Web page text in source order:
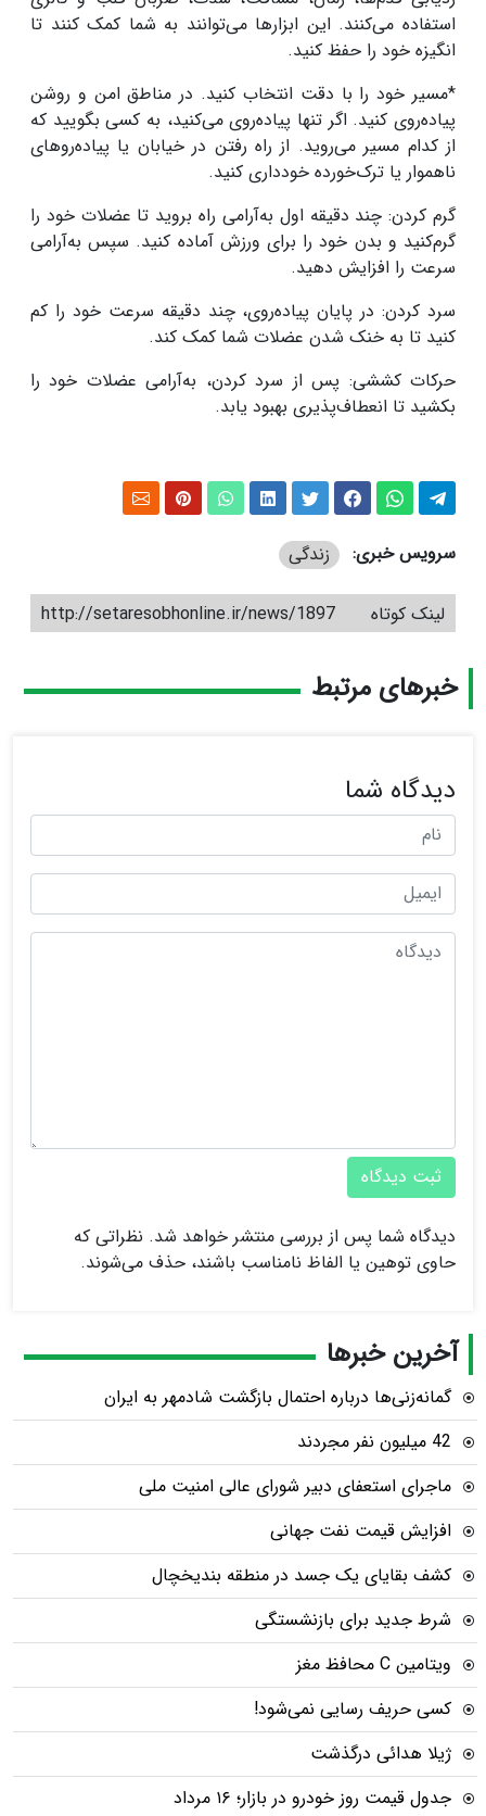
استفاده می‌کنند. این ابزارها می‌توانند به شما کمک کنند تا
انگیزه خود را حفظ کنید.
*مسیر خود را با دقت انتخاب کنید. در مناطق امن و روشن
پیاده‌روی کنید. اگر تنها پیاده‌روی می‌کنید، به کسی بگویید که
از کدام مسیر می‌روید. از راه رفتن در خیابان یا پیاده‌روهای
ناهموار یا ترک‌خورده خودداری کنید.
گرم کردن: چند دقیقه اول به‌آرامی راه بروید تا عضلات خود را
گرم‌کنید و بدن خود را برای ورزش آماده کنید. سپس به‌آرامی
سرعت را افزایش دهید.
سرد کردن: در پایان پیاده‌روی، چند دقیقه سرعت خود را کم
کنید تا به خنک شدن عضلات شما کمک کند.
حرکات کششی: پس از سرد کردن، به‌آرامی عضلات خود را
بکشید تا انعطاف‌پذیری بهبود یابد.
سرویس خبری: زندگی
لینک کوتاه http://setaresobhonline.ir/news/1897
خبرهای مرتبط
دیدگاه شما
ثبت دیدگاه
دیدگاه شما پس از بررسی منتشر خواهد شد. نظراتی که
حاوی توهین یا الفاظ نامناسب باشند، حذف می‌شوند.
آخرین خبرها
گمانه‌زنی‌ها درباره احتمال بازگشت شادمهر به ایران
42 میلیون نفر مجردند
ماجرای استعفای دبیر شورای عالی امنیت ملی
افزایش قیمت نفت جهانی
کشف بقایای یک جسد در منطقه بندیخچال
شرط جدید برای بازنشستگی
ویتامین C محافظ مغز
کسی حریف رسایی نمی‌شود!
ژیلا هدائی درگذشت
جدول قیمت روز خودرو در بازار؛ ۱۶ مرداد